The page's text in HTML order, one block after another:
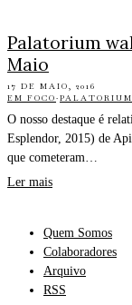
Palatorium
Maio
17 DE MAIO, 2016
EM FOCO·
O nosso destaque é
Esplendor, 2015) de
que cometeram…
Ler mais
Quem Somos
Colaboradores
Arquivo
RSS